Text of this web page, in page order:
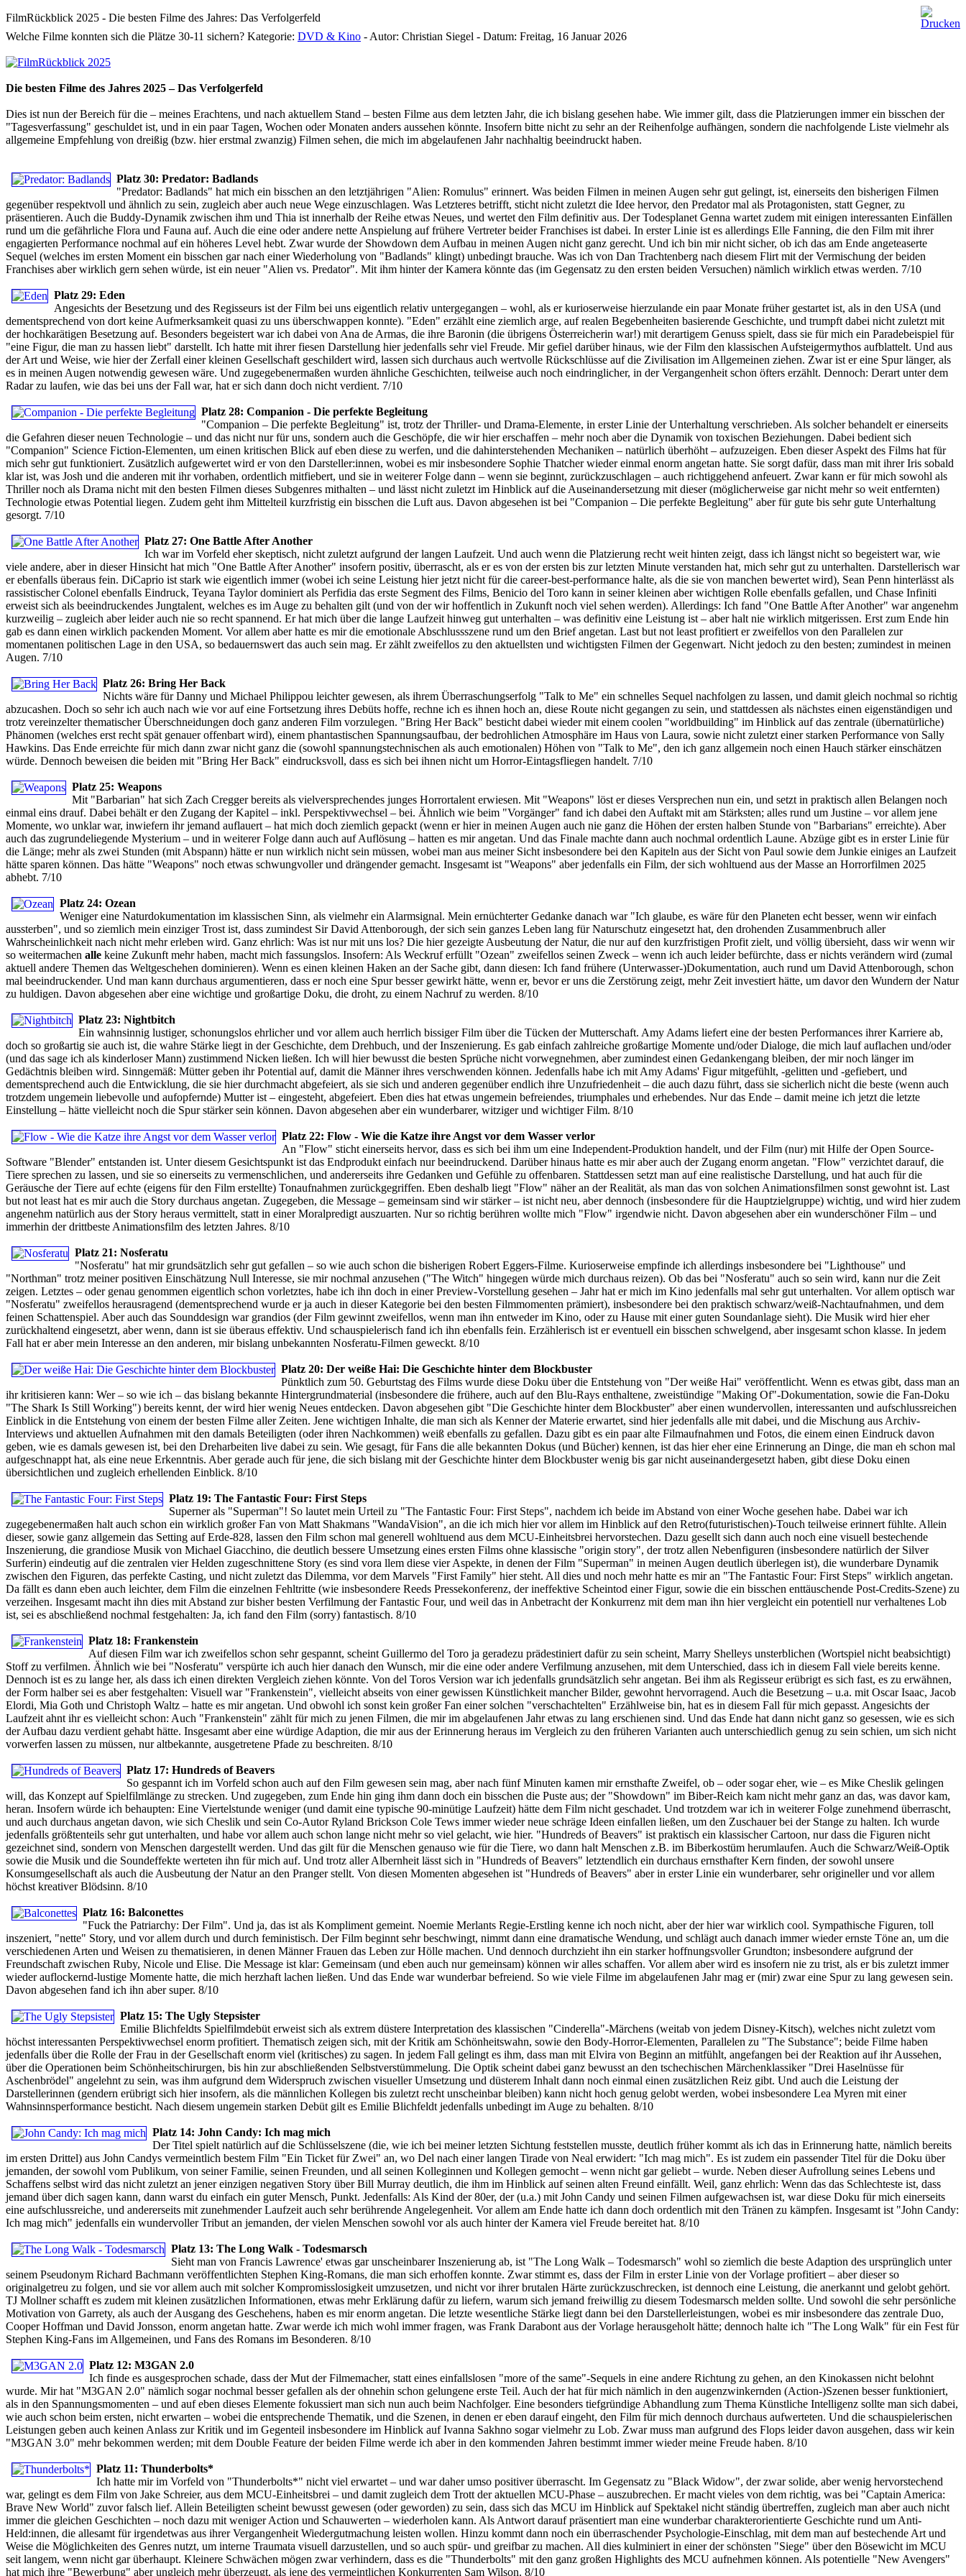
FilmRückblick 2025 - Die besten Filme des Jahres: Das Verfolgerfeld
Welche Filme konnten sich die Plätze 30-11 sichern? Kategorie: DVD & Kino - Autor: Christian Siegel - Datum: Freitag, 16 Januar 2026
Die besten Filme des Jahres 2025 – Das Verfolgerfeld
Dies ist nun der Bereich für die – meines Erachtens, und nach aktuellem Stand – besten Filme aus dem letzten Jahr, die ich bislang gesehen habe. Wie immer gilt, dass die Platzierungen immer ein bisschen der
"Tagesverfassung" geschuldet ist, und in ein paar Tagen, Wochen oder Monaten anders aussehen könnte. Insofern bitte nicht zu sehr an der Reihenfolge aufhängen, sondern die nachfolgende Liste vielmehr als
allgemeine Empfehlung von dreißig (bzw. hier erstmal zwanzig) Filmen sehen, die mich im abgelaufenen Jahr nachhaltig beeindruckt haben.
Platz 30: Predator: Badlands
"Predator: Badlands" hat mich ein bisschen an den letztjährigen "Alien: Romulus" erinnert. Was beiden Filmen in meinen Augen sehr gut gelingt, ist, einerseits den bisherigen Filmen
gegenüber respektvoll und ähnlich zu sein, zugleich aber auch neue Wege einzuschlagen. Was Letzteres betrifft, sticht nicht zuletzt die Idee hervor, den Predator mal als Protagonisten, statt Gegner, zu
präsentieren. Auch die Buddy-Dynamik zwischen ihm und Thia ist innerhalb der Reihe etwas Neues, und wertet den Film definitiv aus. Der Todesplanet Genna wartet zudem mit einigen interessanten Einfällen
rund um die gefährliche Flora und Fauna auf. Auch die eine oder andere nette Anspielung auf frühere Vertreter beider Franchises ist dabei. In erster Linie ist es allerdings Elle Fanning, die den Film mit ihrer
engagierten Performance nochmal auf ein höheres Level hebt. Zwar wurde der Showdown dem Aufbau in meinen Augen nicht ganz gerecht. Und ich bin mir nicht sicher, ob ich das am Ende angeteaserte
Sequel (welches im ersten Moment ein bisschen gar nach einer Wiederholung von "Badlands" klingt) unbedingt brauche. Was ich von Dan Trachtenberg nach diesem Flirt mit der Vermischung der beiden
Franchises aber wirklich gern sehen würde, ist ein neuer "Alien vs. Predator". Mit ihm hinter der Kamera könnte das (im Gegensatz zu den ersten beiden Versuchen) nämlich wirklich etwas werden. 7/10
Platz 29: Eden
Angesichts der Besetzung und des Regisseurs ist der Film bei uns eigentlich relativ untergegangen – wohl, als er kurioserweise hierzulande ein paar Monate früher gestartet ist, als in den USA (und
dementsprechend von dort keine Aufmerksamkeit quasi zu uns überschwappen konnte). "Eden" erzählt eine ziemlich arge, auf realen Begebenheiten basierende Geschichte, und trumpft dabei nicht zuletzt mit
der hochkarätigen Besetzung auf. Besonders begeistert war ich dabei von Ana de Armas, die ihre Baronin (die übrigens Österreicherin war!) mit derartigem Genuss spielt, dass sie für mich ein Paradebeispiel für
"eine Figur, die man zu hassen liebt" darstellt. Ich hatte mit ihrer fiesen Darstellung hier jedenfalls sehr viel Freude. Mir gefiel darüber hinaus, wie der Film den klassischen Aufsteigermythos aufblattelt. Und aus
der Art und Weise, wie hier der Zerfall einer kleinen Gesellschaft geschildert wird, lassen sich durchaus auch wertvolle Rückschlüsse auf die Zivilisation im Allgemeinen ziehen. Zwar ist er eine Spur länger, als
es in meinen Augen notwendig gewesen wäre. Und zugegebenermaßen wurden ähnliche Geschichten, teilweise auch noch eindringlicher, in der Vergangenheit schon öfters erzählt. Dennoch: Derart unter dem
Radar zu laufen, wie das bei uns der Fall war, hat er sich dann doch nicht verdient. 7/10
Platz 28: Companion - Die perfekte Begleitung
"Companion – Die perfekte Begleitung" ist, trotz der Thriller- und Drama-Elemente, in erster Linie der Unterhaltung verschrieben. Als solcher behandelt er einerseits
die Gefahren dieser neuen Technologie – und das nicht nur für uns, sondern auch die Geschöpfe, die wir hier erschaffen – mehr noch aber die Dynamik von toxischen Beziehungen. Dabei bedient sich
"Companion" Science Fiction-Elementen, um einen kritischen Blick auf eben diese zu werfen, und die dahinterstehenden Mechaniken – natürlich überhöht – aufzuzeigen. Eben dieser Aspekt des Films hat für
mich sehr gut funktioniert. Zusätzlich aufgewertet wird er von den Darsteller:innen, wobei es mir insbesondere Sophie Thatcher wieder einmal enorm angetan hatte. Sie sorgt dafür, dass man mit ihrer Iris sobald
klar ist, was Josh und die anderen mit ihr vorhaben, ordentlich mitfiebert, und sie in weiterer Folge dann – wenn sie beginnt, zurückzuschlagen – auch richtiggehend anfeuert. Zwar kann er für mich sowohl als
Thriller noch als Drama nicht mit den besten Filmen dieses Subgenres mithalten – und lässt nicht zuletzt im Hinblick auf die Auseinandersetzung mit dieser (möglicherweise gar nicht mehr so weit entfernten)
Technologie etwas Potential liegen. Zudem geht ihm Mittelteil kurzfristig ein bisschen die Luft aus. Davon abgesehen ist bei "Companion – Die perfekte Begleitung" aber für gute bis sehr gute Unterhaltung
gesorgt. 7/10
Platz 27: One Battle After Another
Ich war im Vorfeld eher skeptisch, nicht zuletzt aufgrund der langen Laufzeit. Und auch wenn die Platzierung recht weit hinten zeigt, dass ich längst nicht so begeistert war, wie
viele andere, aber in dieser Hinsicht hat mich "One Battle After Another" insofern positiv, überrascht, als er es von der ersten bis zur letzten Minute verstanden hat, mich sehr gut zu unterhalten. Darstellerisch war
er ebenfalls überaus fein. DiCaprio ist stark wie eigentlich immer (wobei ich seine Leistung hier jetzt nicht für die career-best-performance halte, als die sie von manchen bewertet wird), Sean Penn hinterlässt als
rassistischer Colonel ebenfalls Eindruck, Teyana Taylor dominiert als Perfidia das erste Segment des Films, Benicio del Toro kann in seiner kleinen aber wichtigen Rolle ebenfalls gefallen, und Chase Infiniti
erweist sich als beeindruckendes Jungtalent, welches es im Auge zu behalten gilt (und von der wir hoffentlich in Zukunft noch viel sehen werden). Allerdings: Ich fand "One Battle After Another" war angenehm
kurzweilig – zugleich aber leider auch nie so recht spannend. Er hat mich über die lange Laufzeit hinweg gut unterhalten – was definitiv eine Leistung ist – aber halt nie wirklich mitgerissen. Erst zum Ende hin
gab es dann einen wirklich packenden Moment. Vor allem aber hatte es mir die emotionale Abschlussszene rund um den Brief angetan. Last but not least profitiert er zweifellos von den Parallelen zur
momentanen politischen Lage in den USA, so bedauernswert das auch sein mag. Er zählt zweifellos zu den aktuellsten und wichtigsten Filmen der Gegenwart. Nicht jedoch zu den besten; zumindest in meinen
Augen. 7/10
Platz 26: Bring Her Back
Nichts wäre für Danny und Michael Philippou leichter gewesen, als ihrem Überraschungserfolg "Talk to Me" ein schnelles Sequel nachfolgen zu lassen, und damit gleich nochmal so richtig
abzucashen. Doch so sehr ich auch nach wie vor auf eine Fortsetzung ihres Debüts hoffe, rechne ich es ihnen hoch an, diese Route nicht gegangen zu sein, und stattdessen als nächstes einen eigenständigen und
trotz vereinzelter thematischer Überschneidungen doch ganz anderen Film vorzulegen. "Bring Her Back" besticht dabei wieder mit einem coolen "worldbuilding" im Hinblick auf das zentrale (übernatürliche)
Phänomen (welches erst recht spät genauer offenbart wird), einem phantastischen Spannungsaufbau, der bedrohlichen Atmosphäre im Haus von Laura, sowie nicht zuletzt einer starken Performance von Sally
Hawkins. Das Ende erreichte für mich dann zwar nicht ganz die (sowohl spannungstechnischen als auch emotionalen) Höhen von "Talk to Me", den ich ganz allgemein noch einen Hauch stärker einschätzen
würde. Dennoch beweisen die beiden mit "Bring Her Back" eindrucksvoll, dass es sich bei ihnen nicht um Horror-Eintagsfliegen handelt. 7/10
Platz 25: Weapons
Mit "Barbarian" hat sich Zach Cregger bereits als vielversprechendes junges Horrortalent erwiesen. Mit "Weapons" löst er dieses Versprechen nun ein, und setzt in praktisch allen Belangen noch
einmal eins drauf. Dabei behält er den Zugang der Kapitel – inkl. Perspektivwechsel – bei. Ähnlich wie beim "Vorgänger" fand ich dabei den Auftakt mit am Stärksten; alles rund um Justine – vor allem jene
Momente, wo unklar war, inwiefern ihr jemand auflauert – hat mich doch ziemlich gepackt (wenn er hier in meinen Augen auch nie ganz die Höhen der ersten halben Stunde von "Barbarians" erreichte). Aber
auch das zugrundeliegende Mysterium – und in weiterer Folge dann auch auf Auflösung – hatten es mir angetan. Und das Finale machte dann auch nochmal ordentlich Laune. Abzüge gibt es in erster Linie für
die Länge; mehr als zwei Stunden (mit Abspann) hätte er nun wirklich nicht sein müssen, wobei man aus meiner Sicht insbesondere bei den Kapiteln aus der Sicht von Paul sowie dem Junkie einiges an Laufzeit
hätte sparen können. Das hätte "Weapons" noch etwas schwungvoller und drängender gemacht. Insgesamt ist "Weapons" aber jedenfalls ein Film, der sich wohltuend aus der Masse an Horrorfilmen 2025
abhebt. 7/10
Platz 24: Ozean
Weniger eine Naturdokumentation im klassischen Sinn, als vielmehr ein Alarmsignal. Mein ernüchterter Gedanke danach war "Ich glaube, es wäre für den Planeten echt besser, wenn wir einfach
aussterben", und so ziemlich mein einziger Trost ist, dass zumindest Sir David Attenborough, der sich sein ganzes Leben lang für Naturschutz eingesetzt hat, den drohenden Zusammenbruch aller
Wahrscheinlichkeit nach nicht mehr erleben wird. Ganz ehrlich: Was ist nur mit uns los? Die hier gezeigte Ausbeutung der Natur, die nur auf den kurzfristigen Profit zielt, und völlig übersieht, dass wir wenn wir
so weitermachen alle keine Zukunft mehr haben, macht mich fassungslos. Insofern: Als Weckruf erfüllt "Ozean" zweifellos seinen Zweck – wenn ich auch leider befürchte, dass er nichts verändern wird (zumal
aktuell andere Themen das Weltgeschehen dominieren). Wenn es einen kleinen Haken an der Sache gibt, dann diesen: Ich fand frühere (Unterwasser-)Dokumentation, auch rund um David Attenborough, schon
mal beeindruckender. Und man kann durchaus argumentieren, dass er noch eine Spur besser gewirkt hätte, wenn er, bevor er uns die Zerstörung zeigt, mehr Zeit investiert hätte, um davor den Wundern der Natur
zu huldigen. Davon abgesehen aber eine wichtige und großartige Doku, die droht, zu einem Nachruf zu werden. 8/10
Platz 23: Nightbitch
Ein wahnsinnig lustiger, schonungslos ehrlicher und vor allem auch herrlich bissiger Film über die Tücken der Mutterschaft. Amy Adams liefert eine der besten Performances ihrer Karriere ab,
doch so großartig sie auch ist, die wahre Stärke liegt in der Geschichte, dem Drehbuch, und der Inszenierung. Es gab einfach zahlreiche großartige Momente und/oder Dialoge, die mich lauf auflachen und/oder
(und das sage ich als kinderloser Mann) zustimmend Nicken ließen. Ich will hier bewusst die besten Sprüche nicht vorwegnehmen, aber zumindest einen Gedankengang bleiben, der mir noch länger im
Gedächtnis bleiben wird. Sinngemäß: Mütter geben ihr Potential auf, damit die Männer ihres verschwenden können. Jedenfalls habe ich mit Amy Adams' Figur mitgefühlt, -gelitten und -gefiebert, und
dementsprechend auch die Entwicklung, die sie hier durchmacht abgefeiert, als sie sich und anderen gegenüber endlich ihre Unzufriedenheit – die auch dazu führt, dass sie sicherlich nicht die beste (wenn auch
trotzdem ungemein liebevolle und aufopfernde) Mutter ist – eingesteht, abgefeiert. Eben dies hat etwas ungemein befreiendes, triumphales und erhebendes. Nur das Ende – damit meine ich jetzt die letzte
Einstellung – hätte vielleicht noch die Spur stärker sein können. Davon abgesehen aber ein wunderbarer, witziger und wichtiger Film. 8/10
Platz 22: Flow - Wie die Katze ihre Angst vor dem Wasser verlor
An "Flow" sticht einerseits hervor, dass es sich bei ihm um eine Independent-Produktion handelt, und der Film (nur) mit Hilfe der Open Source-
Software "Blender" entstanden ist. Unter diesem Gesichtspunkt ist das Endprodukt einfach nur beeindruckend. Darüber hinaus hatte es mir aber auch der Zugang enorm angetan. "Flow" verzichtet darauf, die
Tiere sprechen zu lassen, und sie so einerseits zu vermenschlichen, und andererseits ihre Gedanken und Gefühle zu offenbaren. Stattdessen setzt man auf eine realistische Darstellung, und hat auch für die
Geräusche der Tiere auf echte (eigens für den Film erstellte) Tonaufnahmen zurückgegriffen. Eben deshalb liegt "Flow" näher an der Realität, als man das von solchen Animationsfilmen sonst gewohnt ist. Last
but not least hat es mir auch die Story durchaus angetan. Zugegeben, die Message – gemeinsam sind wir stärker – ist nicht neu, aber dennoch (insbesondere für die Hauptzielgruppe) wichtig, und wird hier zudem
angenehm natürlich aus der Story heraus vermittelt, statt in einer Moralpredigt auszuarten. Nur so richtig berühren wollte mich "Flow" irgendwie nicht. Davon abgesehen aber ein wunderschöner Film – und
immerhin der drittbeste Animationsfilm des letzten Jahres. 8/10
Platz 21: Nosferatu
"Nosferatu" hat mir grundsätzlich sehr gut gefallen – so wie auch schon die bisherigen Robert Eggers-Filme. Kurioserweise empfinde ich allerdings insbesondere bei "Lighthouse" und
"Northman" trotz meiner positiven Einschätzung Null Interesse, sie mir nochmal anzusehen ("The Witch" hingegen würde mich durchaus reizen). Ob das bei "Nosferatu" auch so sein wird, kann nur die Zeit
zeigen. Letztes – oder genau genommen eigentlich schon vorletztes, habe ich ihn doch in einer Preview-Vorstellung gesehen – Jahr hat er mich im Kino jedenfalls mal sehr gut unterhalten. Vor allem optisch war
"Nosferatu" zweifellos herausragend (dementsprechend wurde er ja auch in dieser Kategorie bei den besten Filmmomenten prämiert), insbesondere bei den praktisch schwarz/weiß-Nachtaufnahmen, und dem
feinen Schattenspiel. Aber auch das Sounddesign war grandios (der Film gewinnt zweifellos, wenn man ihn entweder im Kino, oder zu Hause mit einer guten Soundanlage sieht). Die Musik wird hier eher
zurückhaltend eingesetzt, aber wenn, dann ist sie überaus effektiv. Und schauspielerisch fand ich ihn ebenfalls fein. Erzählerisch ist er eventuell ein bisschen schwelgend, aber insgesamt schon klasse. In jedem
Fall hat er aber mein Interesse an den anderen, mir bislang unbekannten Nosferatu-Filmen geweckt. 8/10
Platz 20: Der weiße Hai: Die Geschichte hinter dem Blockbuster
Pünktlich zum 50. Geburtstag des Films wurde diese Doku über die Entstehung von "Der weiße Hai" veröffentlicht. Wenn es etwas gibt, dass man an
ihr kritisieren kann: Wer – so wie ich – das bislang bekannte Hintergrundmaterial (insbesondere die frühere, auch auf den Blu-Rays enthaltene, zweistündige "Making Of"-Dokumentation, sowie die Fan-Doku
"The Shark Is Still Working") bereits kennt, der wird hier wenig Neues entdecken. Davon abgesehen gibt "Die Geschichte hinter dem Blockbuster" aber einen wundervollen, interessanten und aufschlussreichen
Einblick in die Entstehung von einem der besten Filme aller Zeiten. Jene wichtigen Inhalte, die man sich als Kenner der Materie erwartet, sind hier jedenfalls alle mit dabei, und die Mischung aus Archiv-
Interviews und aktuellen Aufnahmen mit den damals Beteiligten (oder ihren Nachkommen) weiß ebenfalls zu gefallen. Dazu gibt es ein paar alte Filmaufnahmen und Fotos, die einem einen Eindruck davon
geben, wie es damals gewesen ist, bei den Dreharbeiten live dabei zu sein. Wie gesagt, für Fans die alle bekannten Dokus (und Bücher) kennen, ist das hier eher eine Erinnerung an Dinge, die man eh schon mal
aufgeschnappt hat, als eine neue Erkenntnis. Aber gerade auch für jene, die sich bislang mit der Geschichte hinter dem Blockbuster wenig bis gar nicht auseinandergesetzt haben, gibt diese Doku einen
übersichtlichen und zugleich erhellenden Einblick. 8/10
Platz 19: The Fantastic Four: First Steps
Superner als "Superman"! So lautet mein Urteil zu "The Fantastic Four: First Steps", nachdem ich beide im Abstand von einer Woche gesehen habe. Dabei war ich
zugegebenermaßen halt auch schon ein wirklich großer Fan von Matt Shakmans "WandaVision", an die ich mich hier vor allem im Hinblick auf den Retro(futuristischen)-Touch teilweise erinnert fühlte. Allein
dieser, sowie ganz allgemein das Setting auf Erde-828, lassen den Film schon mal generell wohltuend aus dem MCU-Einheitsbrei hervorstechen. Dazu gesellt sich dann auch noch eine visuell bestechende
Inszenierung, die grandiose Musik von Michael Giacchino, die deutlich bessere Umsetzung eines ersten Films ohne klassische "origin story", der trotz allen Nebenfiguren (insbesondere natürlich der Silver
Surferin) eindeutig auf die zentralen vier Helden zugeschnittene Story (es sind vora llem diese vier Aspekte, in denen der Film "Superman" in meinen Augen deutlich überlegen ist), die wunderbare Dynamik
zwischen den Figuren, das perfekte Casting, und nicht zuletzt das Dilemma, vor dem Marvels "First Family" hier steht. All dies und noch mehr hatte es mir an "The Fantastic Four: First Steps" wirklich angetan.
Da fällt es dann eben auch leichter, dem Film die einzelnen Fehltritte (wie insbesondere Reeds Pressekonferenz, der ineffektive Scheintod einer Figur, sowie die ein bisschen enttäuschende Post-Credits-Szene) zu
verzeihen. Insgesamt macht ihn dies mit Abstand zur bisher besten Verfilmung der Fantastic Four, und weil das in Anbetracht der Konkurrenz mit dem man ihn hier vergleicht ein potentiell nur verhaltenes Lob
ist, sei es abschließend nochmal festgehalten: Ja, ich fand den Film (sorry) fantastisch. 8/10
Platz 18: Frankenstein
Auf diesen Film war ich zweifellos schon sehr gespannt, scheint Guillermo del Toro ja geradezu prädestiniert dafür zu sein scheint, Marry Shelleys unsterblichen (Wortspiel nicht beabsichtigt)
Stoff zu verfilmen. Ähnlich wie bei "Nosferatu" verspürte ich auch hier danach den Wunsch, mir die eine oder andere Verfilmung anzusehen, mit dem Unterschied, dass ich in diesem Fall viele bereits kenne.
Dennoch ist es zu lange her, als dass ich einen direkten Vergleich ziehen könnte. Von del Toros Version war ich jedenfalls grundsätzlich sehr angetan. Bei ihm als Regisseur erübrigt es sich fast, es zu erwähnen,
der Form halber sei es aber festgehalten: Visuell war "Frankenstein", vielleicht abseits von einer gewissen Künstlichkeit mancher Bilder, gewohnt hervorragend. Auch die Besetzung – u.a. mit Oscar Isaac, Jacob
Elordi, Mia Goth und Christoph Waltz – hatte es mir angetan. Und obwohl ich sonst kein großer Fan einer solchen "verschachtelten" Erzählweise bin, hat es in diesem Fall für mich gepasst. Angesichts der
Laufzeit ahnt ihr es vielleicht schon: Auch "Frankenstein" zählt für mich zu jenen Filmen, die mir im abgelaufenen Jahr etwas zu lang erschienen sind. Und das Ende hat dann nicht ganz so gesessen, wie es sich
der Aufbau dazu verdient gehabt hätte. Insgesamt aber eine würdige Adaption, die mir aus der Erinnerung heraus im Vergleich zu den früheren Varianten auch unterschiedlich genug zu sein schien, um sich nicht
vorwerfen lassen zu müssen, nur altbekannte, ausgetretene Pfade zu beschreiten. 8/10
Platz 17: Hundreds of Beavers
So gespannt ich im Vorfeld schon auch auf den Film gewesen sein mag, aber nach fünf Minuten kamen mir ernsthafte Zweifel, ob – oder sogar eher, wie – es Mike Cheslik gelingen
will, das Konzept auf Spielfilmlänge zu strecken. Und zugegeben, zum Ende hin ging ihm dann doch ein bisschen die Puste aus; der "Showdown" im Biber-Reich kam nicht mehr ganz an das, was davor kam,
heran. Insofern würde ich behaupten: Eine Viertelstunde weniger (und damit eine typische 90-minütige Laufzeit) hätte dem Film nicht geschadet. Und trotzdem war ich in weiterer Folge zunehmend überrascht,
und auch durchaus angetan davon, wie sich Cheslik und sein Co-Autor Ryland Brickson Cole Tews immer wieder neue schräge Ideen einfallen ließen, um den Zuschauer bei der Stange zu halten. Ich wurde
jedenfalls größtenteils sehr gut unterhalten, und habe vor allem auch schon lange nicht mehr so viel gelacht, wie hier. "Hundreds of Beavers" ist praktisch ein klassischer Cartoon, nur dass die Figuren nicht
gezeichnet sind, sondern von Menschen dargestellt werden. Und das gilt für die Menschen genauso wie für die Tiere, wo dann halt Menschen z.B. im Biberkostüm herumlaufen. Auch die Schwarz/Weiß-Optik
sowie die Musik und die Soundeffekte werteten ihn für mich auf. Und trotz aller Albernheit lässt sich in "Hundreds of Beavers" letztendlich ein durchaus ernsthafter Kern finden, der sowohl unsere
Konsumgesellschaft als auch die Ausbeutung der Natur an den Pranger stellt. Von diesen Momenten abgesehen ist "Hundreds of Beavers" aber in erster Linie ein wunderbarer, sehr origineller und vor allem
höchst kreativer Blödsinn. 8/10
Platz 16: Balconettes
"Fuck the Patriarchy: Der Film". Und ja, das ist als Kompliment gemeint. Noemie Merlants Regie-Erstling kenne ich noch nicht, aber der hier war wirklich cool. Sympathische Figuren, toll
inszeniert, "nette" Story, und vor allem durch und durch feministisch. Der Film beginnt sehr beschwingt, nimmt dann eine dramatische Wendung, und schlägt auch danach immer wieder ernste Töne an, um die
verschiedenen Arten und Weisen zu thematisieren, in denen Männer Frauen das Leben zur Hölle machen. Und dennoch durchzieht ihn ein starker hoffnungsvoller Grundton; insbesondere aufgrund der
Freundschaft zwischen Ruby, Nicole und Elise. Die Message ist klar: Gemeinsam (und eben auch nur gemeinsam) können wir alles schaffen. Vor allem aber wird es insofern nie zu trist, als er bis zuletzt immer
wieder auflockernd-lustige Momente hatte, die mich herzhaft lachen ließen. Und das Ende war wunderbar befreiend. So wie viele Filme im abgelaufenen Jahr mag er (mir) zwar eine Spur zu lang gewesen sein.
Davon abgesehen fand ich ihn aber super. 8/10
Platz 15: The Ugly Stepsister
Emilie Blichfeldts Spielfilmdebüt erweist sich als extrem düstere Interpretation des klassischen "Cinderella"-Märchens (weitab von jedem Disney-Kitsch), welches nicht zuletzt vom
höchst interessanten Perspektivwechsel enorm profitiert. Thematisch zeigen sich, mit der Kritik am Schönheitswahn, sowie den Body-Horror-Elementen, Parallelen zu "The Substance"; beide Filme haben
jedenfalls über die Rolle der Frau in der Gesellschaft enorm viel (kritisches) zu sagen. In jedem Fall gelingt es ihm, dass man mit Elvira von Beginn an mitfühlt, angefangen bei der Reaktion auf ihr Aussehen,
über die Operationen beim Schönheitschirurgen, bis hin zur abschließenden Selbstverstümmelung. Die Optik scheint dabei ganz bewusst an den tschechischen Märchenklassiker "Drei Haselnüsse für
Aschenbrödel" angelehnt zu sein, was ihm aufgrund dem Widerspruch zwischen visueller Umsetzung und düsterem Inhalt dann noch einmal einen zusätzlichen Reiz gibt. Und auch die Leistung der
Darstellerinnen (gendern erübrigt sich hier insofern, als die männlichen Kollegen bis zuletzt recht unscheinbar bleiben) kann nicht hoch genug gelobt werden, wobei insbesondere Lea Myren mit einer
Wahnsinnsperformance besticht. Nach diesem ungemein starken Debüt gilt es Emilie Blichfeldt jedenfalls unbedingt im Auge zu behalten. 8/10
Platz 14: John Candy: Ich mag mich
Der Titel spielt natürlich auf die Schlüsselszene (die, wie ich bei meiner letzten Sichtung feststellen musste, deutlich früher kommt als ich das in Erinnerung hatte, nämlich bereits
im ersten Drittel) aus John Candys vermeintlich bestem Film "Ein Ticket für Zwei" an, wo Del nach einer langen Tirade von Neal erwidert: "Ich mag mich". Es ist zudem ein passender Titel für die Doku über
jemanden, der sowohl vom Publikum, von seiner Familie, seinen Freunden, und all seinen Kolleginnen und Kollegen gemocht – wenn nicht gar geliebt – wurde. Neben dieser Aufrollung seines Lebens und
Schaffens selbst wird das nicht zuletzt an jener einzigen negativen Story über Bill Murray deutlich, die ihm im Hinblick auf seinen alten Freund einfällt. Weil, ganz ehrlich: Wenn das das Schlechteste ist, dass
jemand über dich sagen kann, dann warst du einfach ein guter Mensch, Punkt. Jedenfalls: Als Kind der 80er, der (u.a.) mit John Candy und seinen Filmen aufgewachsen ist, war diese Doku für mich einerseits
eine aufschlussreiche, und andererseits mit zunehmender Laufzeit auch sehr berührende Angelegenheit. Vor allem am Ende hatte ich dann doch ordentlich mit den Tränen zu kämpfen. Insgesamt ist "John Candy:
Ich mag mich" jedenfalls ein wundervoller Tribut an jemanden, der vielen Menschen sowohl vor als auch hinter der Kamera viel Freude bereitet hat. 8/10
Platz 13: The Long Walk - Todesmarsch
Sieht man von Francis Lawrence' etwas gar unscheinbarer Inszenierung ab, ist "The Long Walk – Todesmarsch" wohl so ziemlich die beste Adaption des ursprünglich unter
seinem Pseudonym Richard Bachmann veröffentlichten Stephen King-Romans, die man sich erhoffen konnte. Zwar stimmt es, dass der Film in erster Linie von der Vorlage profitiert – aber dieser so
originalgetreu zu folgen, und sie vor allem auch mit solcher Kompromisslosigkeit umzusetzen, und nicht vor ihrer brutalen Härte zurückzuschrecken, ist dennoch eine Leistung, die anerkannt und gelobt gehört.
TJ Mollner schafft es zudem mit kleinen zusätzlichen Informationen, etwas mehr Erklärung dafür zu liefern, warum sich jemand freiwillig zu diesem Todesmarsch melden sollte. Und sowohl die sehr persönliche
Motivation von Garrety, als auch der Ausgang des Geschehens, haben es mir enorm angetan. Die letzte wesentliche Stärke liegt dann bei den Darstellerleistungen, wobei es mir insbesondere das zentrale Duo,
Cooper Hoffman und David Jonsson, enorm angetan hatte. Zwar werde ich mich wohl immer fragen, was Frank Darabont aus der Vorlage herausgeholt hätte; dennoch halte ich "The Long Walk" für ein Fest für
Stephen King-Fans im Allgemeinen, und Fans des Romans im Besonderen. 8/10
Platz 12: M3GAN 2.0
Ich finde es ausgesprochen schade, dass der Mut der Filmemacher, statt eines einfallslosen "more of the same"-Sequels in eine andere Richtung zu gehen, an den Kinokassen nicht belohnt
wurde. Mir hat "M3GAN 2.0" nämlich sogar nochmal besser gefallen als der ohnehin schon gelungene erste Teil. Auch der hat für mich nämlich in den augenzwinkernden (Action-)Szenen besser funktioniert,
als in den Spannungsmomenten – und auf eben dieses Elemente fokussiert man sich nun auch beim Nachfolger. Eine besonders tiefgründige Abhandlung zum Thema Künstliche Intelligenz sollte man sich dabei,
wie auch schon beim ersten, nicht erwarten – wobei die entsprechende Thematik, und die Szenen, in denen er eben darauf eingeht, den Film für mich dennoch durchaus aufwerteten. Und die schauspielerischen
Leistungen geben auch keinen Anlass zur Kritik und im Gegenteil insbesondere im Hinblick auf Ivanna Sakhno sogar vielmehr zu Lob. Zwar muss man aufgrund des Flops leider davon ausgehen, dass wir kein
"M3GAN 3.0" mehr bekommen werden; mit dem Double Feature der beiden Filme werde ich aber in den kommenden Jahren bestimmt immer wieder meine Freude haben. 8/10
Platz 11: Thunderbolts*
Ich hatte mir im Vorfeld von "Thunderbolts*" nicht viel erwartet – und war daher umso positiver überrascht. Im Gegensatz zu "Black Widow", der zwar solide, aber wenig hervorstechend
war, gelingt es dem Film von Jake Schreier, aus dem MCU-Einheitsbrei – und damit zugleich dem Trott der aktuellen MCU-Phase – auszubrechen. Er macht vieles von dem richtig, was bei "Captain America:
Brave New World" zuvor falsch lief. Allein Beteiligten scheint bewusst gewesen (oder geworden) zu sein, dass sich das MCU im Hinblick auf Spektakel nicht ständig übertreffen, zugleich man aber auch nicht
immer die gleichen Geschichten – noch dazu mit weniger Action und Schauwerten – wiederholen kann. Als Antwort darauf präsentiert man eine wunderbar charakterorientierte Geschichte rund um Anti-
Held:innen, die allesamt für irgendetwas aus ihrer Vergangenheit Wiedergutmachung leisten wollen. Hinzu kommt dann noch ein überraschender Psychologie-Einschlag, mit dem man auf bestechende Art und
Weise die Möglichkeiten des Genres nutzt, um interne Traumata visuell darzustellen, und so auch spür- und greifbar zu machen. All dies kulminiert in einer der schönsten "Siege" über den Bösewicht im MCU
seit langem, wenn nicht gar überhaupt. Kleinere Schwächen mögen zwar verhindern, dass es die "Thunderbolts" mit den ganz großen Highlights des MCU aufnehmen können. Als potentielle "New Avengers"
hat mich ihre "Bewerbung" aber ungleich mehr überzeugt, als jene des vermeintlichen Konkurrenten Sam Wilson. 8/10